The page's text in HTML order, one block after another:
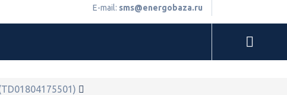
E-mail: sms@energobaza.ru